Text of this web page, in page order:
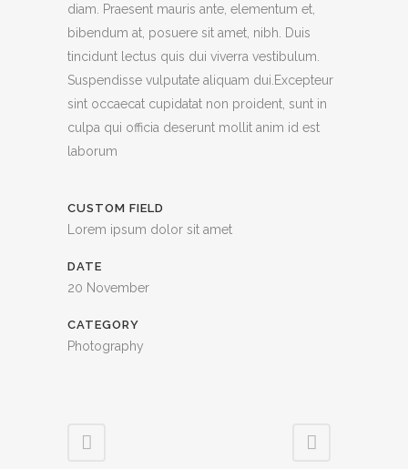
diam. Praesent mauris ante, elementum et,
bibendum at, posuere sit amet, nibh. Duis
tincidunt lectus quis dui viverra vestibulum.
Suspendisse vulputate aliquam dui.Excepteur
sint occaecat cupidatat non proident, sunt in
culpa qui officia deserunt mollit anim id est
laborum
CUSTOM FIELD
Lorem ipsum dolor sit amet
DATE
20 November
CATEGORY
Photography